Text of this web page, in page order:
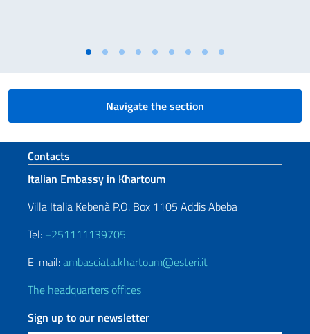
Navigate the section
Footer section
Contacts
Italian Embassy in Khartoum
Villa Italia Kebenà P.O. Box 1105 Addis Abeba
Tel: +251111139705
E-mail:ambasciata.khartoum@esteri.it
The headquarters offices
Sign up to our newsletter